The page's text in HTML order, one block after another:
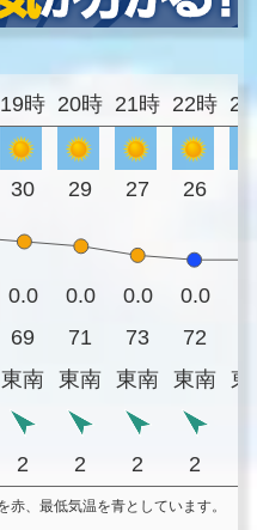
19時 20時 21時 22時
30 29 27 26
0.0 0.0 0.0 0.0
69 71 73 72
東南 東南 東南 東南 東
2 2 2 2
、最低気温を青としています。